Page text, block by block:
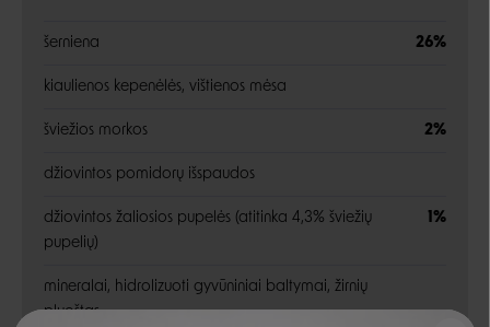
šerniena 26%
kiaulienos kepenėlės, vištienos mėsa
šviežios morkos 2%
džiovintos pomidorų išspaudos
džiovintos žaliosios pupelės (atitinka 4,3% šviežių
pupelių)
1%
mineralai, hidrolizuoti gyvūniniai baltymai, žirnių
pluoštas